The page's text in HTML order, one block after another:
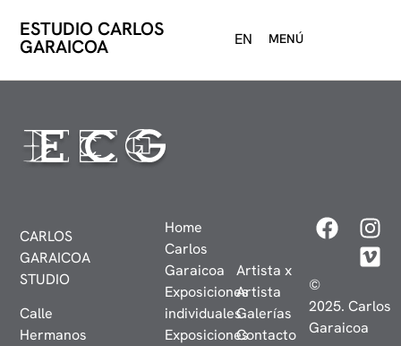
ESTUDIO CARLOS
GARAICOA EN MENÚ
CARLOS
GARAICOA
STUDIO
Calle
Hermanos
Home
Carlos
Garaicoa
Exposiciones
individuales
Exposiciones
Artista x
Artista
Galerías
Contacto
©
2025. Carlos
Garaicoa